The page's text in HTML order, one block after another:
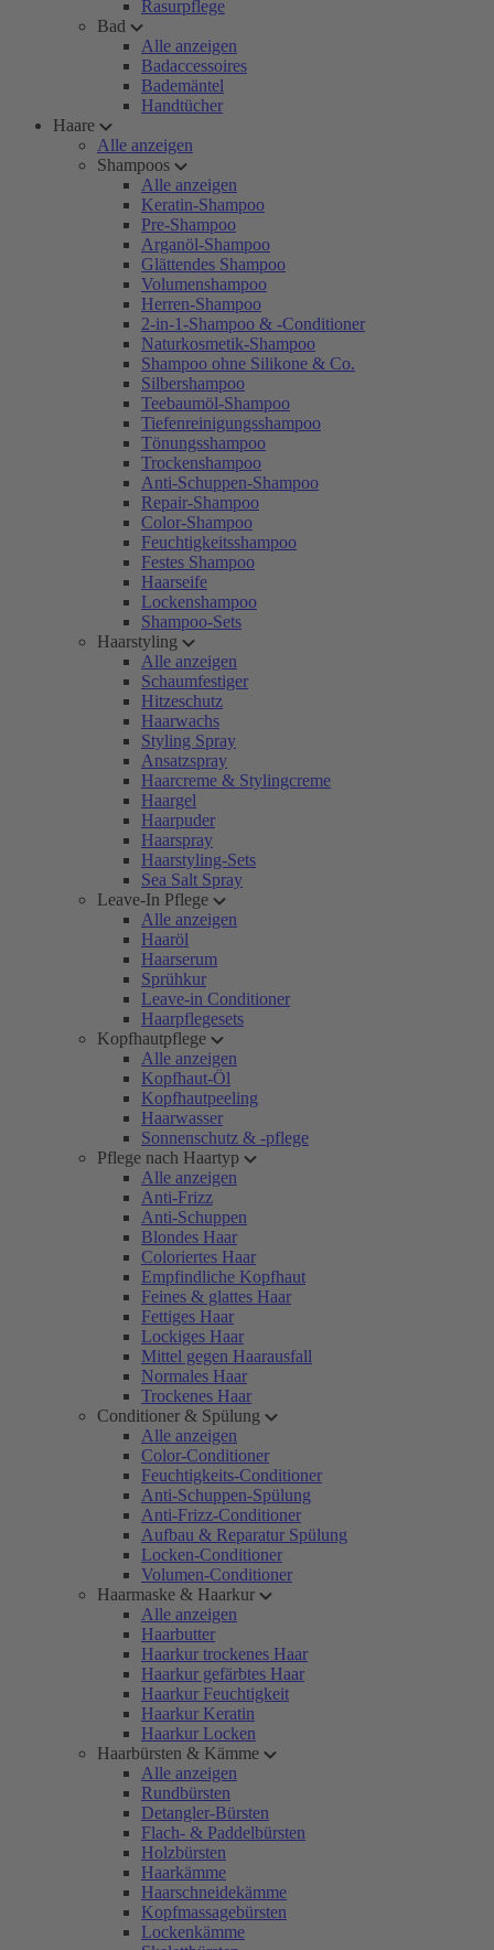
Rasurpflege
Bad
Alle anzeigen
Badaccessoires
Bademäntel
Handtücher
Haare
Alle anzeigen
Shampoos
Alle anzeigen
Keratin-Shampoo
Pre-Shampoo
Arganöl-Shampoo
Glättendes Shampoo
Volumenshampoo
Herren-Shampoo
2-in-1-Shampoo & -Conditioner
Naturkosmetik-Shampoo
Shampoo ohne Silikone & Co.
Silbershampoo
Teebaumöl-Shampoo
Tiefenreinigungsshampoo
Tönungsshampoo
Trockenshampoo
Anti-Schuppen-Shampoo
Repair-Shampoo
Color-Shampoo
Feuchtigkeitsshampoo
Festes Shampoo
Haarseife
Lockenshampoo
Shampoo-Sets
Haarstyling
Alle anzeigen
Schaumfestiger
Hitzeschutz
Haarwachs
Styling Spray
Ansatzspray
Haarcreme & Stylingcreme
Haargel
Haarpuder
Haarspray
Haarstyling-Sets
Sea Salt Spray
Leave-In Pflege
Alle anzeigen
Haaröl
Haarserum
Sprühkur
Leave-in Conditioner
Haarpflegesets
Kopfhautpflege
Alle anzeigen
Kopfhaut-Öl
Kopfhautpeeling
Haarwasser
Sonnenschutz & -pflege
Pflege nach Haartyp
Alle anzeigen
Anti-Frizz
Anti-Schuppen
Blondes Haar
Coloriertes Haar
Empfindliche Kopfhaut
Feines & glattes Haar
Fettiges Haar
Lockiges Haar
Mittel gegen Haarausfall
Normales Haar
Trockenes Haar
Conditioner & Spülung
Alle anzeigen
Color-Conditioner
Feuchtigkeits-Conditioner
Anti-Schuppen-Spülung
Anti-Frizz-Conditioner
Aufbau & Reparatur Spülung
Locken-Conditioner
Volumen-Conditioner
Haarmaske & Haarkur
Alle anzeigen
Haarbutter
Haarkur trockenes Haar
Haarkur gefärbtes Haar
Haarkur Feuchtigkeit
Haarkur Keratin
Haarkur Locken
Haarbürsten & Kämme
Alle anzeigen
Rundbürsten
Detangler-Bürsten
Flach- & Paddelbürsten
Holzbürsten
Haarkämme
Haarschneidekämme
Kopfmassagebürsten
Lockenkämme